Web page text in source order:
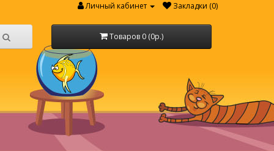
Личный кабинет Закладки (0)
Товаров 0 (0р.)